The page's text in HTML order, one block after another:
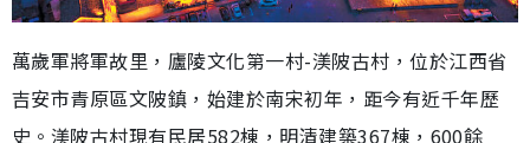
萬歲軍將軍故里，廬陵文化第一村-渼陂古村，位於江西省
吉安市青原區文陂鎮，始建於南宋初年，距今有近千年歷
史。渼陂古村現有民居582棟，明清建築367棟，600餘